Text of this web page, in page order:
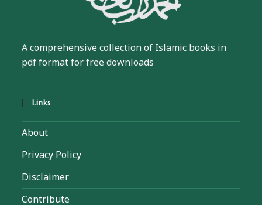
A comprehensive collection of Islamic books in
pdf format for free downloads
Links
About
Privacy Policy
Disclaimer
Contribute